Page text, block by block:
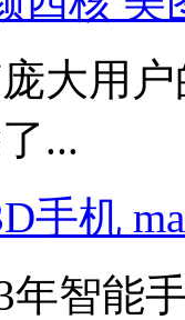
大用
...
手机
年智能